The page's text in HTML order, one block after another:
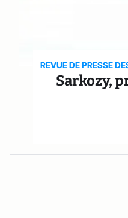
REVUE DE PRESSE
Sarkozy,